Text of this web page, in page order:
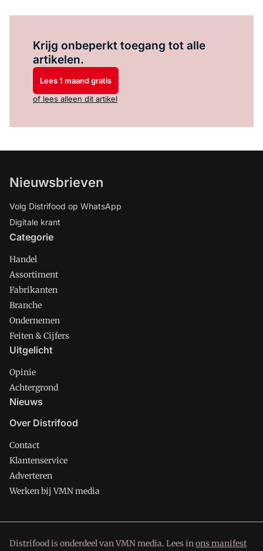
Krijg onbeperkt toegang tot alle
artikelen.
Lees 1 maand gratis
of lees alleen dit artikel
Nieuwsbrieven
Volg Distrifood op WhatsApp
Digitale krant
Categorie
Handel
Assortiment
Fabrikanten
Branche
Ondernemen
Feiten & Cijfers
Uitgelicht
Opinie
Achtergrond
Nieuws
Over Distrifood
Contact
Klantenservice
Adverteren
Werken bij VMN media
Distrifood is onderdeel van VMN media. Lees inons manifest